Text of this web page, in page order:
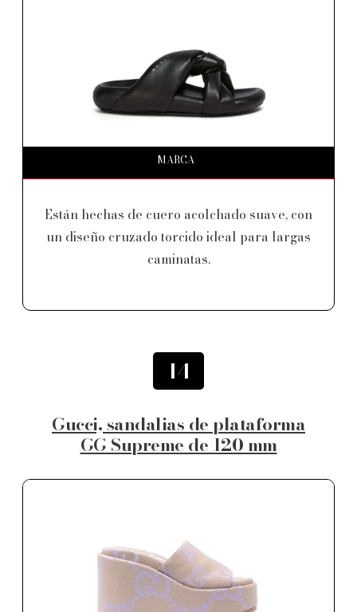
MARCA
Están hechas de cuero acolchado suave, con
un diseño cruzado torcido ideal para largas
caminatas.
14
Gucci, sandalias de plataforma
GG Supreme de 120 mm